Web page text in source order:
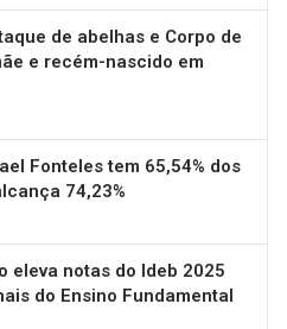
de abelhas e Corpo de
e recém-nascido em
Fonteles tem 65,54% dos
74,23%
eleva notas do Ideb 2025
do Ensino Fundamental